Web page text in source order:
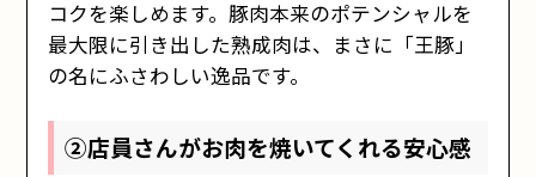
コクを楽しめます。豚肉本来のポテンシャルを
最大限に引き出した熟成肉は、まさに「王豚」
の名にふさわしい逸品です。
②店員さんがお肉を焼いてくれる安心感